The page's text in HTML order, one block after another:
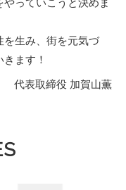
生み、街を元気づ
ます！
代表取締役 加賀山薫